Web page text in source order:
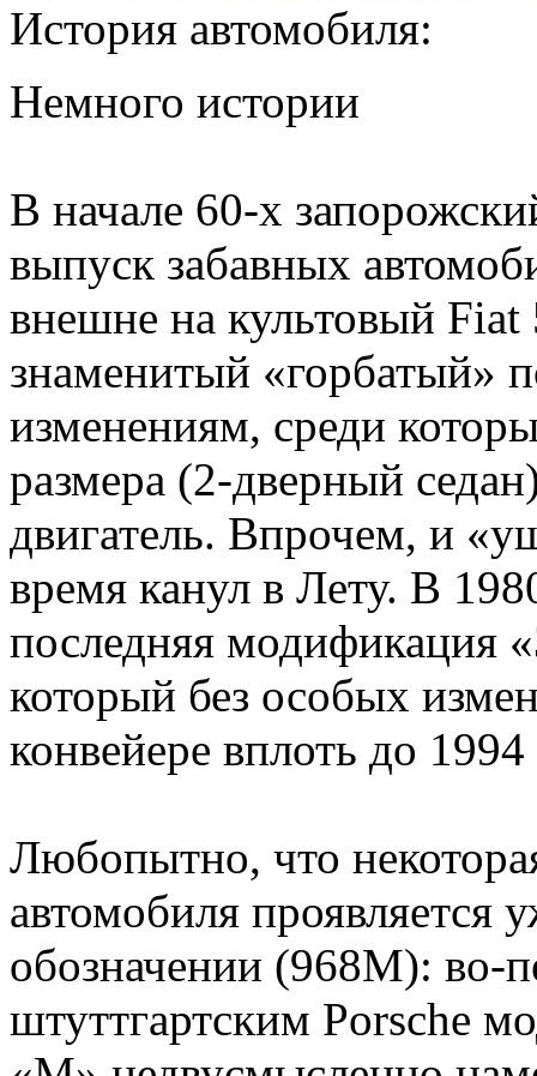
История автомобиля:
Немного истории
В начале 60-х
выпуск забавных
внешне на культовый Fiat
знаменитый «горбатый»
изменениям, среди
размера (2-дверный
двигатель. Впрочем, и
время канул в Лету. В
последняя модификация
который без особых
конвейере вплоть до 1994
Любопытно, что
автомобиля проявляется
обозначении (968М): во-
штуттгартским Porsche